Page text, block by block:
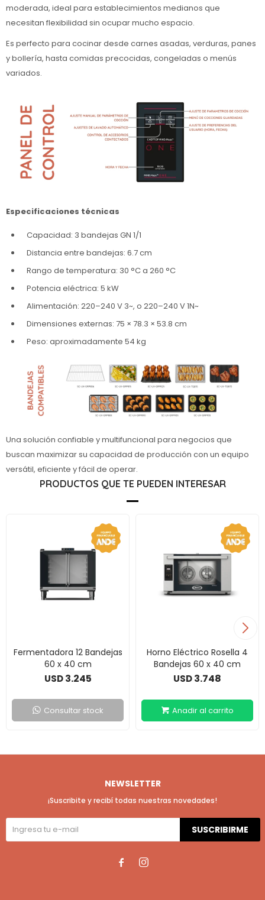
moderada, ideal para establecimientos medianos que
necesitan flexibilidad sin ocupar mucho espacio.
Es perfecto para cocinar desde carnes asadas, verduras, panes
y bollería, hasta comidas precocidas, congeladas o menús
variados.
Especificaciones técnicas
Capacidad: 3 bandejas GN 1/1
Distancia entre bandejas: 6.7 cm
Rango de temperatura: 30 °C a 260 °C
Potencia eléctrica: 5 kW
Alimentación: 220–240 V 3~, o 220–240 V 1N~
Dimensiones externas: 75 × 78.3 × 53.8 cm
Peso: aproximadamente 54 kg
Una solución confiable y multifuncional para negocios que
buscan maximizar su capacidad de producción con un equipo
versátil, eficiente y fácil de operar.
PRODUCTOS QUE TE PUEDEN INTERESAR
Fermentadora 12 Bandejas
60 x 40 cm
USD 3.245
Consultar stock
Horno Eléctrico Rosella 4
Bandejas 60 x 40 cm
USD3.748
NEWSLETTER
¡Suscribite y recibí todas nuestras novedades!
SUSCRIBIRME
 